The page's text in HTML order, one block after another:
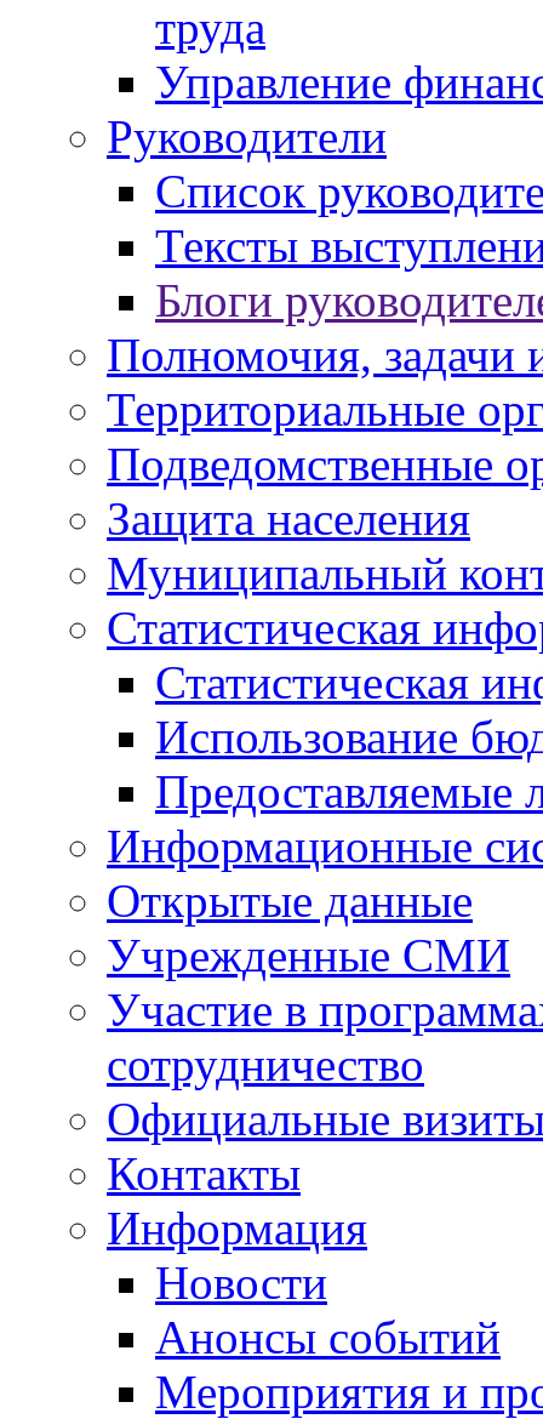
труда
Управление
Руководители
Список
Тексты
Блоги
Полномочия, задачи
Территориальные
Подведомственные
Защита населения
Муниципальный
Статистическая
Статистическая
Использование
Предоставляемые
Информационные
Открытые данные
Учрежденные СМИ
Участие в
сотрудничество
Официальные
Контакты
Информация
Новости
Анонсы событий
Мероприятия и